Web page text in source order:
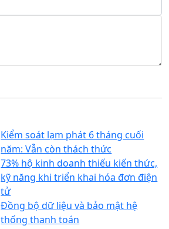
Kiểm soát lạm phát 6 tháng cuối
năm: Vẫn còn thách thức
73% hộ kinh doanh thiếu kiến thức,
kỹ năng khi triển khai hóa đơn điện
tử
Đồng bộ dữ liệu và bảo mật hệ
thống thanh toán